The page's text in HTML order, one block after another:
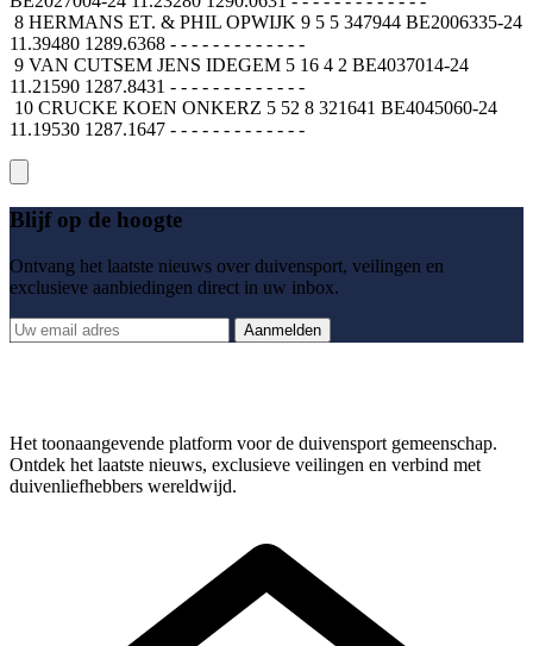
8 HERMANS ET. & PHIL OPWIJK 9 5 5 347944 BE2006335-24
11.39480 1289.6368 - - - - - - - - - - - - -
9 VAN CUTSEM JENS IDEGEM 5 16 4 2 BE4037014-24
11.21590 1287.8431 - - - - - - - - - - - - -
10 CRUCKE KOEN ONKERZ 5 52 8 321641 BE4045060-24
11.19530 1287.1647 - - - - - - - - - - - - -
Blijf op de hoogte
Ontvang het laatste nieuws over duivensport, veilingen en
exclusieve aanbiedingen direct in uw inbox.
Aanmelden
Het toonaangevende platform voor de duivensport gemeenschap.
Ontdek het laatste nieuws, exclusieve veilingen en verbind met
duivenliefhebbers wereldwijd.